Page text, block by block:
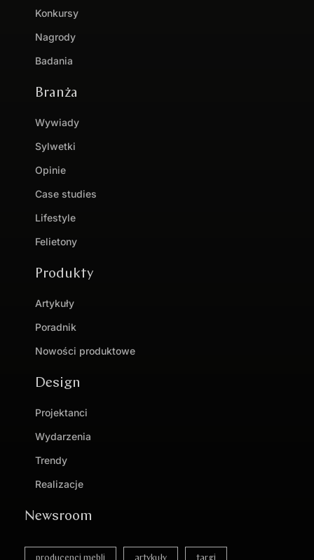
Konkursy
Nagrody
Badania
Branża
Wywiady
Sylwetki
Opinie
Case studies
Lifestyle
Felietony
Produkty
Artykuły
Poradnik
Nowości produktowe
Design
Projektanci
Wydarzenia
Trendy
Realizacje
Newsroom